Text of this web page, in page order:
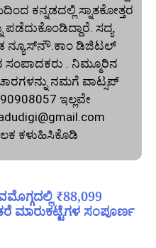
ಕನ್ನಡದಲ್ಲಿ ಸ್ನಾತಕೋತ್ತರ
ಸದ್ಯ
ನ್ಯೂಸ್‌ನೌ.ಕಾಂ ಡಿಜಿಟಲ್‌
. ನಿಮ್ಮೂರಿನ
ನಮಗೆ ವಾಟ್ಸಪ್‌
ಇಲ್ಲವೇ
ಕಳುಹಿಸಿಕೊಡಿ
₹88,099
ಮಾರುಕಟ್ಟೆಗಳ ಸಂಪೂರ್ಣ